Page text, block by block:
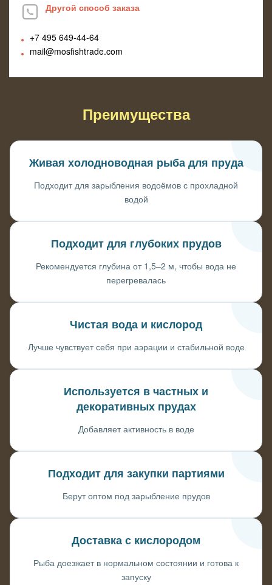
Другой способ заказа
+7 495 649-44-64
mail@mosfishtrade.com
Преимущества
Живая холодноводная рыба для пруда
Подходит для зарыбления водоёмов с прохладной
водой
Подходит для глубоких прудов
Рекомендуется глубина от 1,5–2 м, чтобы вода не
перегревалась
Чистая вода и кислород
Лучше чувствует себя при аэрации и стабильной воде
Используется в частных и
декоративных прудах
Добавляет активность в воде
Подходит для закупки партиями
Берут оптом под зарыбление прудов
Доставка с кислородом
Рыба доезжает в нормальном состоянии и готова к
запуску